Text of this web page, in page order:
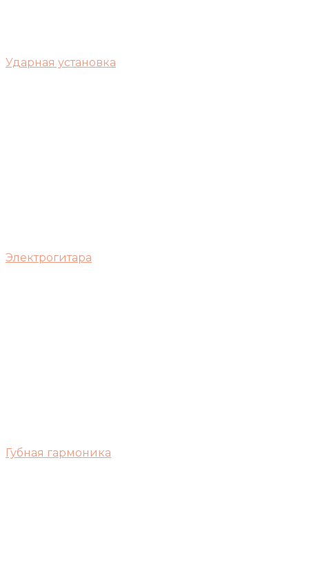
Ударная установка
Электрогитара
Губная гармоника